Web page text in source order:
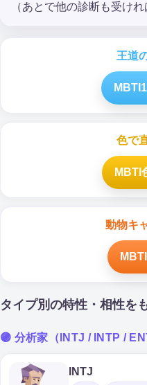
（あとで他の診断も受けれ
王道
色で
MBTI
動物キ
タイプ別の特性・相性を
🟣 分析家（INTJ / INTP /
INTJ